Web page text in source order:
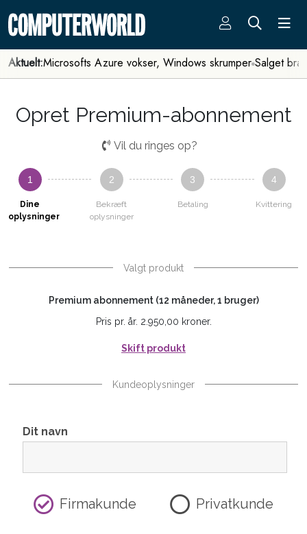
Aktuelt:Microsofts Azure vokser, Windows skrumper Salget
Opret Premium-abonnement
Vil du ringes op?
1
Dine
oplysninger
2
Bekræft
oplysninger
3
Betaling
4
Kvittering
Valgt produkt
Premium abonnement (12 måneder, 1 bruger)
Pris pr. år. 2.950,00 kroner.
Skift produkt
Kundeoplysninger
Dit navn
Firmakunde Privatkunde